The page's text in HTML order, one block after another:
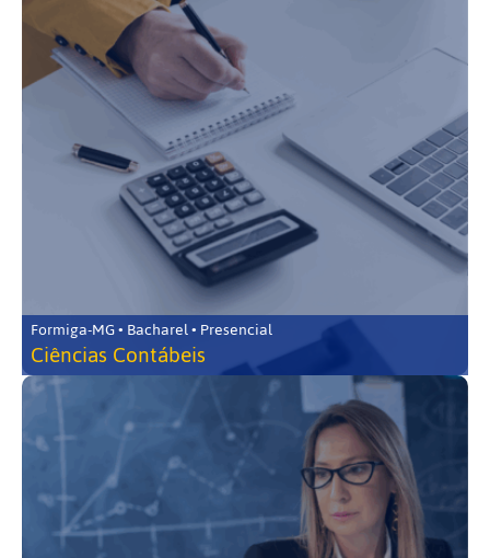
Formiga-MG • Bacharel • Presencial
Ciências Contábeis